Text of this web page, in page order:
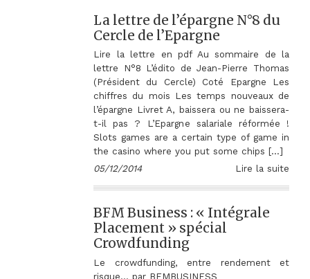
La lettre de l’épargne N°8 du
Cercle de l’Epargne
Lire la lettre en pdf Au sommaire de la
lettre N°8 L’édito de Jean-Pierre Thomas
(Président du Cercle) Coté Epargne Les
chiffres du mois Les temps nouveaux de
l’épargne Livret A, baissera ou ne baissera-
t-il pas ? L’Epargne salariale réformée !
Slots games are a certain type of game in
the casino where you put some chips […]
05/12/2014
Lire la suite
BFM Business : « Intégrale
Placement » spécial
Crowdfunding
Le crowdfunding, entre rendement et
risque… par BFMBUSINESS